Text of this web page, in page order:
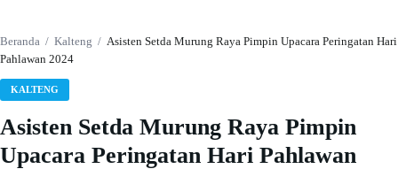
Beranda / Kalteng / Asisten Setda Murung Raya Pimpin Upacara Peringatan Hari
Pahlawan 2024
KALTENG
Asisten Setda Murung Raya Pimpin
Upacara Peringatan Hari Pahlawan